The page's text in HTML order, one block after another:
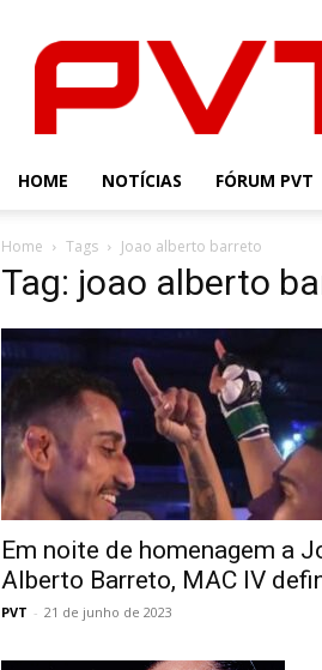
HOME NOTÍCIAS FÓRUM PVT
Home Tags Joao alberto barreto
Tag: joao alberto
Em noite de homenagem a
Alberto Barreto, MAC IV
PVT - 21 de junho de 2023